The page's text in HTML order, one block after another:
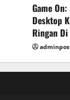
Game
Desktop
Ringan